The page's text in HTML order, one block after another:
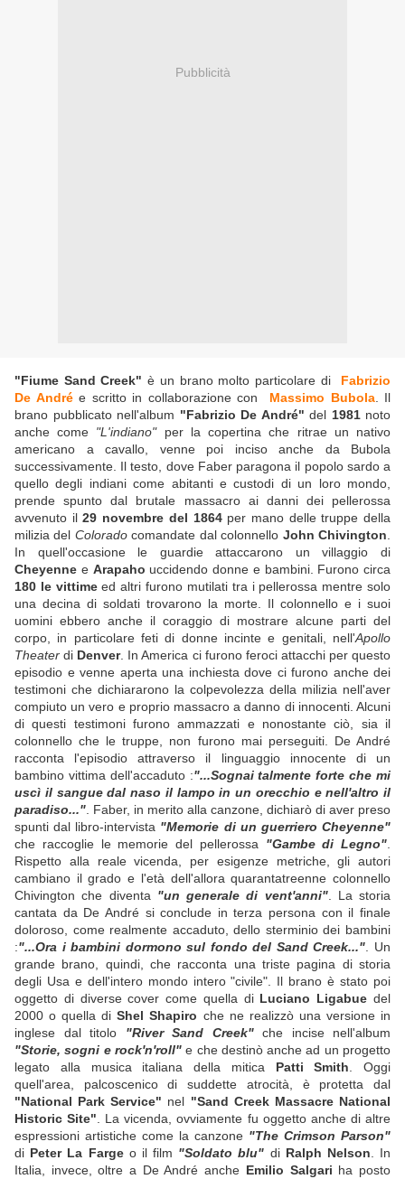
Pubblicità
"Fiume Sand Creek" è un brano molto particolare di
Fabrizio
De Andrée scritto in collaborazione con Massimo Bubola. Il
brano pubblicato nell'album "Fabrizio De André" del 1981noto
anche come "L'indiano"per la copertina che ritrae un nativo
americano a cavallo, venne poi inciso anche da Bubola
successivamente. Il testo, dove Faber paragona il popolo sardo a
quello degli indiani come abitanti e custodi di un loro mondo,
prende spunto dal brutale massacro ai danni dei pellerossa
avvenuto il29 novembre del 1864per mano delle truppe della
milizia del Coloradocomandate dal colonnello John Chivington
In quell'occasione le guardie attaccarono un villaggio di
Cheyenne e Arapaho uccidendo donne e bambini. Furono circa
180 le vittimeed altri furono mutilati tra i pellerossa mentre solo
una decina di soldati trovarono la morte. Il colonnello e i suoi
uomini ebbero anche il coraggio di mostrare alcune parti del
corpo, in particolare feti di donne incinte e genitali, nell'Apollo
Theater di Denver. In America ci furono feroci attacchi per questo
episodio e venne aperta una inchiesta dove ci furono anche dei
testimoni che dichiararono la colpevolezza della milizia nell'aver
compiuto un vero e proprio massacro a danno di innocenti. Alcuni
di questi testimoni furono ammazzati e nonostante ciò, sia il
colonnello che le truppe, non furono mai perseguiti. De André
racconta l'episodio attraverso il linguaggio innocente di un
bambino vittima dell'accaduto :"...Sognai talmente forte che mi
uscì il sangue dal naso il lampo in un orecchio e nell'altro il
paradiso..." . Faber, in merito alla canzone, dichiarò di aver preso
spunti dal libro-intervista "Memorie di un guerriero Cheyenne"
che raccoglie le memorie del pellerossa "Gambe di Legno"
Rispetto alla reale vicenda, per esigenze metriche, gli autori
cambiano il grado e l'età dell'allora quarantatreenne colonnello
Chivington che diventa "un generale di vent'anni". La storia
cantata da De André si conclude in terza persona con il finale
doloroso, come realmente accaduto, dello sterminio dei bambini
:"...Ora i bambini dormono sul fondo del Sand Creek..." . Un
grande brano, quindi, che racconta una triste pagina di storia
degli Usa e dell'intero mondo intero "civile". Il brano è stato poi
oggetto di diverse cover come quella di Luciano Ligabue del
2000 o quella diShel Shapiro che ne realizzò una versione in
inglese dal titolo "River Sand Creek"che incise nell'album
"Storie, sogni e rock'n'roll"e che destinò anche ad un progetto
legato alla musica italiana della mitica Patti Smith . Oggi
quell'area, palcoscenico di suddette atrocità, è protetta dal
"National Park Service" nel "Sand Creek Massacre National
Historic Site" . La vicenda, ovviamente fu oggetto anche di altre
espressioni artistiche come la canzone "The Crimson Parson"
di Peter La Fargeo il film "Soldato blu" di Ralph Nelson . In
Italia, invece, oltre a De André anche Emilio Salgari ha posto